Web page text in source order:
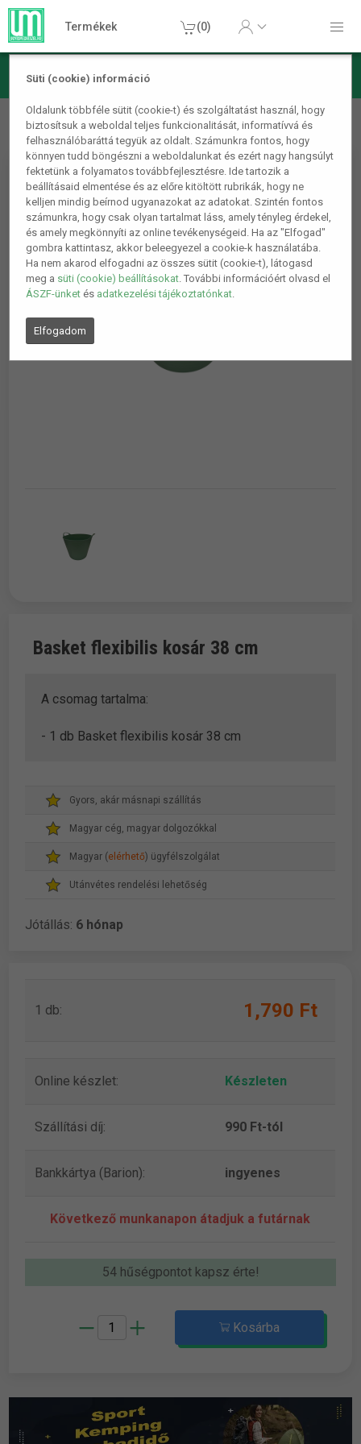
Süti (cookie) információ
Oldalunk többféle sütit (cookie-t) és szolgáltatást használ, hogy
biztosítsuk a weboldal teljes funkcionalitását, informatívvá és
felhasználóbaráttá tegyük az oldalt. Számunkra fontos, hogy
könnyen tudd böngészni a weboldalunkat és ezért nagy hangsúlyt
fektetünk a folyamatos továbbfejlesztésre. Ide tartozik a
beállításaid elmentése és az előre kitöltött rubrikák, hogy ne
kelljen mindig beírnod ugyanazokat az adatokat. Szintén fontos
számunkra, hogy csak olyan tartalmat láss, amely tényleg érdekel,
és amely megkönnyíti az online tevékenységeid. Ha az "Elfogad"
gombra kattintasz, akkor beleegyezel a cookie-k használatába.
Ha nem akarod elfogadni az összes sütit (cookie-t), látogasd
meg a süti (cookie) beállításokat. További információért olvasd el
ÁSZF-ünket és adatkezelési tájékoztatónkat.
Elfogadom
Termékek (0)
Otthon, lakás, háztartás
Egyéb/otthoni kiegészítők
Basket flexibilis kosár 38 cm
Basket flexibilis kosár 38 cm
A csomag tartalma:
- 1 db Basket flexibilis kosár 38 cm
Gyors, akár másnapi szállítás
Magyar cég, magyar dolgozókkal
Magyar (elérhető) ügyfélszolgálat
Utánvétes rendelési lehetőség
Jótállás: 6 hónap
1 db: 1,790 Ft
Online készlet: Készleten
Szállítási díj: 990 Ft-tól
Bankkártya (Barion): ingyenes
Következő munkanapon átadjuk a futárnak
54 hűségpontot kapsz érte!
Kosárba